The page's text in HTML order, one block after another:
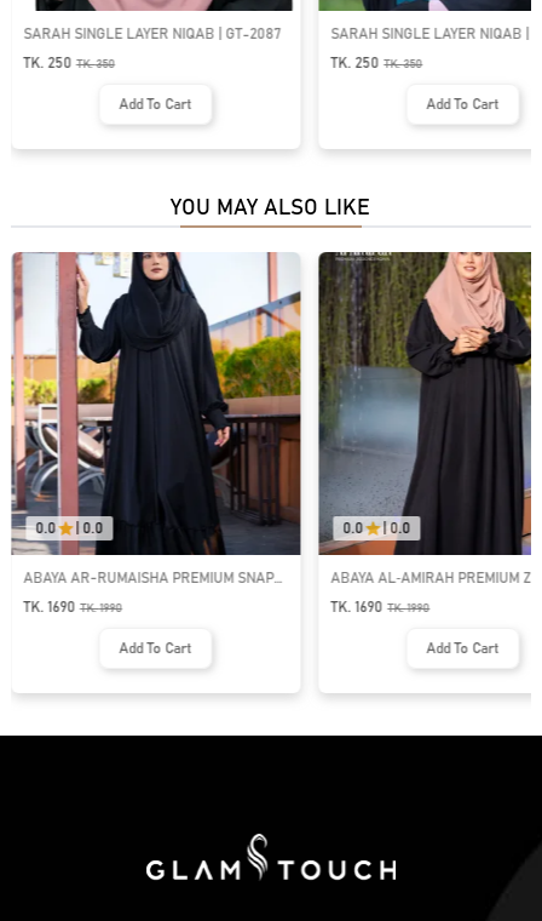
SARAH SINGLE LAYER NIQAB | GT-2087
TK. 250 TK.350
Add To Cart
SARAH SINGLE LAYER NIQAB |
TK. 250
TK.350
Add To Cart
YOU MAY ALSO LIKE
0.0 0.0
ABAYA AR-RUMAISHA PREMIUM SNAP
BUTTON ABAYA
TK. 1690 TK.1990
Add To Cart
0.0 | 0.0
ABAYA AL‑AMIRAH PREMIUM
NECK ABAYA
TK. 1690 TK.1990
Add To Cart